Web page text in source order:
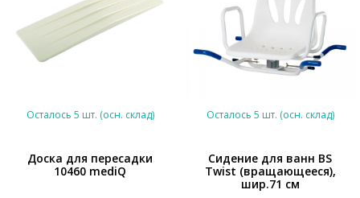
Осталось 5 шт. (осн. склад)
Доска для пересадки
10460 mediQ
*}
Осталось 5 шт. (осн. склад)
Сидение для ванн BS
Twist (вращающееся),
шир.71 см